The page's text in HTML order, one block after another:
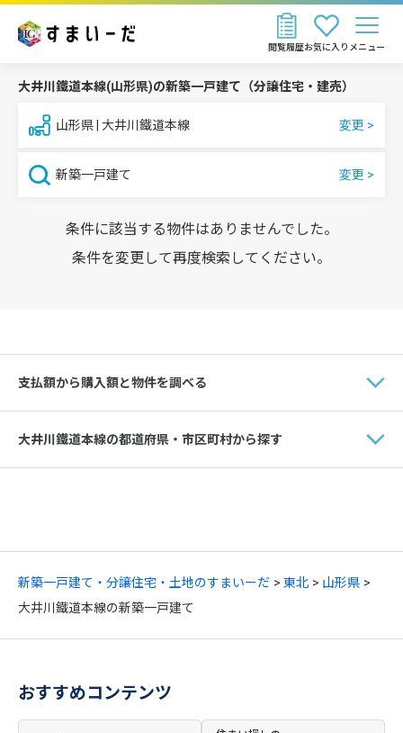
お気に入り
閲覧履歴 メニュー
新築一戸建て・分譲住宅・土地のすまいーだ 東北
山形県
大井川鐵道本線の新築一戸建て
大井川鐵道本線(山形県)の新築一戸建て（分譲住宅・建売）
山形県 | 大井川鐵道本線
新築一戸建て
条件に該当する物件はありませんでした。
条件を変更して再度検索してください。
支払額から購入額と物件を調べる
大井川鐵道本線の都道府県・市区町村から探す
おすすめコンテンツ